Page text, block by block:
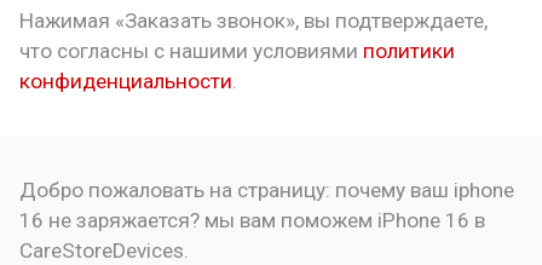
Нажимая «Заказать звонок», вы подтверждаете,
что согласны с нашими условиями политики
конфиденциальности.
Добро пожаловать на страницу: почему ваш iphone
16 не заряжается? мы вам поможем iPhone 16 в
CareStoreDevices.